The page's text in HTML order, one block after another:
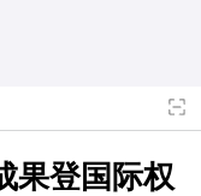
果登国际权